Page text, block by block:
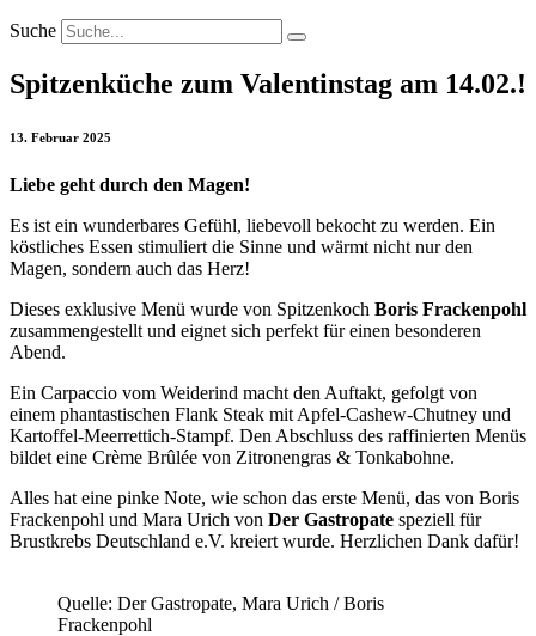
Suche
Spitzenküche zum Valentinstag am 14.02.!
13. Februar 2025
Liebe geht durch den Magen!
Es ist ein wunderbares Gefühl, liebevoll bekocht zu werden. Ein
köstliches Essen stimuliert die Sinne und wärmt nicht nur den
Magen, sondern auch das Herz!
Dieses exklusive Menü wurde von Spitzenkoch Boris Frackenpohl
zusammengestellt und eignet sich perfekt für einen besonderen
Abend.
Ein Carpaccio vom Weiderind macht den Auftakt, gefolgt von
einem phantastischen Flank Steak mit Apfel-Cashew-Chutney und
Kartoffel-Meerrettich-Stampf. Den Abschluss des raffinierten Menüs
bildet eine Crème Brûlée von Zitronengras & Tonkabohne.
Alles hat eine pinke Note, wie schon das erste Menü, das von Boris
Frackenpohl und Mara Urich von Der Gastropate speziell für
Brustkrebs Deutschland e.V. kreiert wurde. Herzlichen Dank dafür!
Quelle: Der Gastropate, Mara Urich / Boris
Frackenpohl